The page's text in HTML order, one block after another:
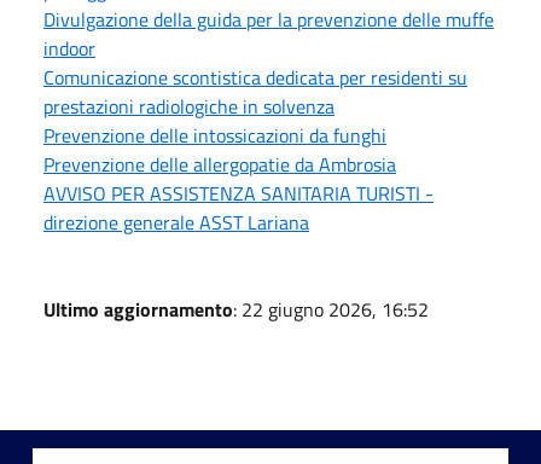
Divulgazione della guida per la prevenzione delle muffe
indoor
Comunicazione scontistica dedicata per residenti su
prestazioni radiologiche in solvenza
Prevenzione delle intossicazioni da funghi
Prevenzione delle allergopatie da Ambrosia
AVVISO PER ASSISTENZA SANITARIA TURISTI -
direzione generale ASST Lariana
Ultimo aggiornamento: 22 giugno 2026, 16:52